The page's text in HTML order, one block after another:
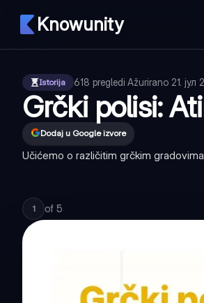
Knowunity
Istorija 618 pregledi·Ažurirano 21. јул
Grčki polisi:
Dodaj u Google izvore
Učićemo o različitim grčkim
1 of 5